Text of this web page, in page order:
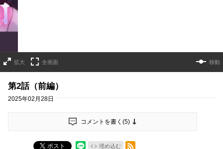
拡大 全画面 移動
第2話（前編）
2025年02月28日
コメントを書く(5)
ポスト 埋め込む
RSSフィード